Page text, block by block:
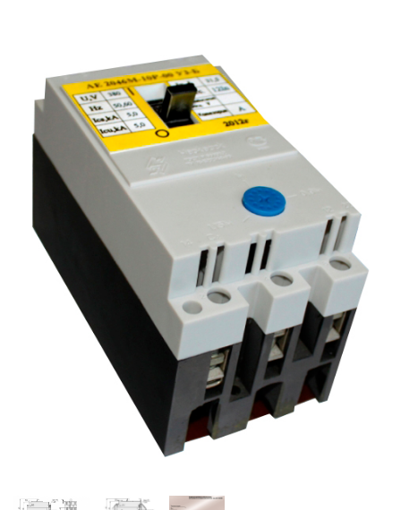
Стремянки с
Стремянки с
опорой
Ширмы
РЗА (шторы)
Штендеры
Щиты
диэлектрические